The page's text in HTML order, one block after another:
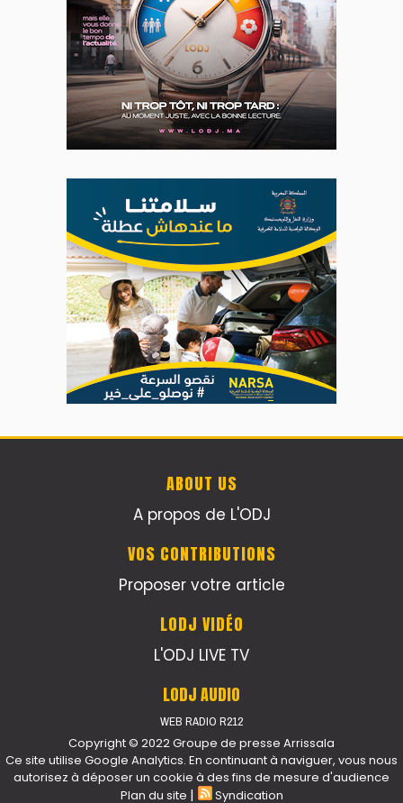
ABOUT US
A propos de L'ODJ
VOS CONTRIBUTIONS
Proposer votre article
LODJ VIDÉO
L'ODJ LIVE TV
LODJ AUDIO
WEB RADIO R212
Copyright © 2022 Groupe de presse Arrissala
Ce site utilise Google Analytics. En continuant à naviguer, vous nous
autorisez à déposer un cookie à des fins de mesure d'audience
Plan du site | Syndication